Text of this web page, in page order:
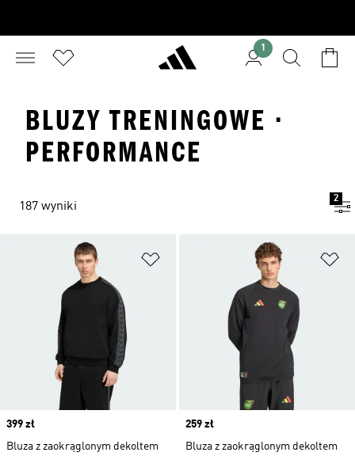
1
BLUZY TRENINGOWE ·
PERFORMANCE
187 wyniki
2
Dodaj do listy życzeń
Price
399 zł
Bluza z zaokrąglonym dekoltem
Price
259 zł
Bluza z zaokrąglonym dekoltem